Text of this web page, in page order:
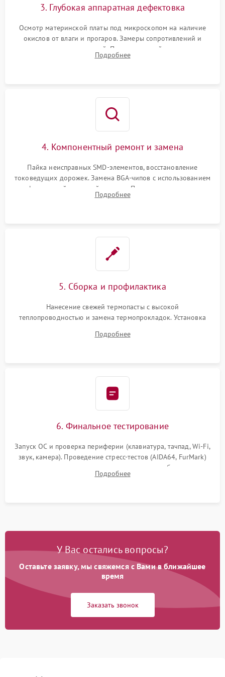
3. Глубокая аппаратная дефектовка
Осмотр материнской платы под микроскопом на наличие
окислов от влаги и прогаров. Замеры сопротивлений и
дежурных напряжений. Проверка цепей питания,
мультиконтроллера, процессора и видеочипа.
Подробнее
4. Компонентный ремонт и замена
Пайка неисправных SMD-элементов, восстановление
токоведущих дорожек. Замена BGA-чипов с использованием
инфракрасной паяльной станции. Прошивка микросхемы
BIOS или замена поврежденных портов USB
Подробнее
5. Сборка и профилактика
Нанесение свежей термопасты с высокой
теплопроводностью и замена термопрокладок. Установка
шлейфов, модулей памяти и накопителей. Предварительная
Подробнее
6. Финальное тестирование
Запуск ОС и проверка периферии (клавиатура, тачпад, Wi-Fi,
звук, камера). Проведение стресс-тестов (AIDA64, FurMark)
для контроля температурного режима и стабильности
системы под пиковой нагрузкой.
Подробнее
У Вас остались вопросы?
Оставьте заявку, мы свяжемся с Вами в ближайшее
время
Заказать звонок